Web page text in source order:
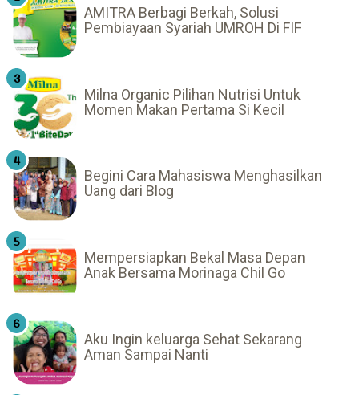
AMITRA Berbagi Berkah, Solusi
Pembiayaan Syariah UMROH Di FIF
Milna Organic Pilihan Nutrisi Untuk
Momen Makan Pertama Si Kecil
Begini Cara Mahasiswa Menghasilkan
Uang dari Blog
Mempersiapkan Bekal Masa Depan
Anak Bersama Morinaga Chil Go
Aku Ingin keluarga Sehat Sekarang
Aman Sampai Nanti